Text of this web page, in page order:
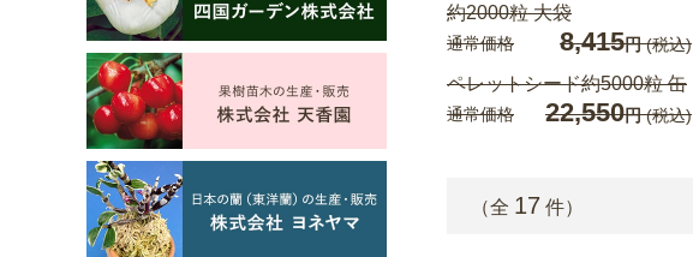
約2000粒 大袋
通常価格 8,415円(税込)
ペレットシード約5000粒 缶
通常価格 22,550円(税込)
（全 17 件）